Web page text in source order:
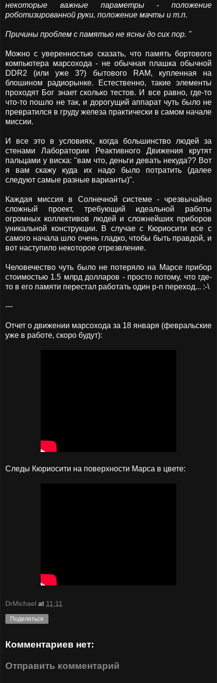
некоторые важные параметры - положение
роботизированной руки, положение мачты и т.п.
Причины проблем с памятью не ясны до сих пор. "
Можно с уверенностью сказать, что память бортового
компьютера марсохода - не обычная плашка обычной
DDR2 (или уже 3?) бытового RAM, купленная на
блошином радиорынке. Естественно, такие элементы
проходят Бог знает сколько тестов. И все равно, где-то
что-то пошло не так, и дорогущий аппарат чуть было не
превратился в груду железа практически в самом начале
миссии.
И все это в условиях, когда большинство людей за
стенами Лаборатории Реактивного Движения крутят
пальцами у виска: "вам что, деньги девать некуда?? Вот
я вам скажу куда их надо было потратить (далее
следуют самые разные варианты)".
Каждая миссия в Солнечной системе - чрезвычайно
сложный проект, требующий идеальной работы
огромных коллективов людей и сложнейших приборов
уникальной конструкции. В случае с Кюриосити все с
самого начала шло очень гладко, чтобы быть правдой, и
вот наступило некоторое отрезвление.
Человечество чуть было не потеряло на Марсе прибор
стоимостью 1.5 млрд долларов - просто потому, что где-
то в его памяти перестал работать один p-n переход... :-\
---
Отчет о движении марсохода за 18 января (февральские
уже в работе, скоро будут):
Следы Кюриосити на поверхности Марса в цвете:
DrMichael at 11:11
Поделиться
Комментариев нет:
Отправить комментарий